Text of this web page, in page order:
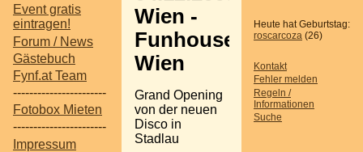
Event gratis
eintragen!
Forum / News
Gästebuch
Fynf.at Team
-----------------------
Fotobox Mieten
-----------------------
Impressum
Heute hat Geburtstag:
roscarcoza (26)
Kontakt
Fehler melden
Regeln /
Informationen
Suche
Wien -
Funhouse
Wien
Grand Opening
von der neuen
Disco in
Stadlau